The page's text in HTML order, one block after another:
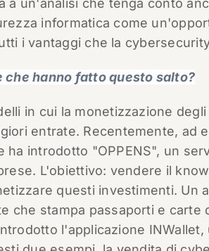
a un'analisi che tenga conto
informatica come
i vantaggi che la
che hanno fatto questo salto?
in cui la monetizzazione
entrate. Recentemente, ad
ha introdotto "OPPENS", un
L'obiettivo: vendere il
questi investimenti. Un
che stampa passaporti e carte
l'applicazione